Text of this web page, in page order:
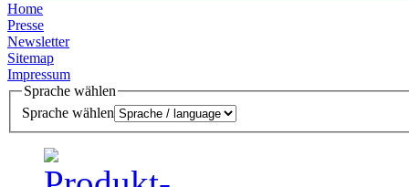
Home
Presse
Newsletter
Sitemap
Impressum
Sprache wählen
Sprache wählen